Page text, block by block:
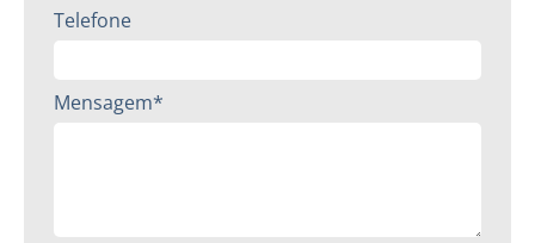
Telefone
Mensagem*